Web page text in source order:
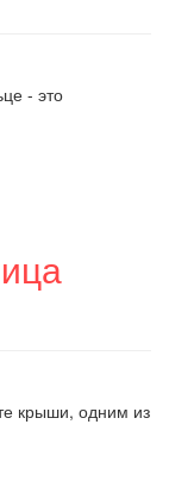
- это
крыши, одним из